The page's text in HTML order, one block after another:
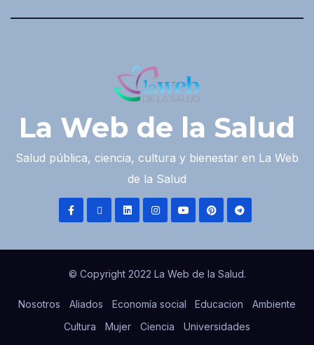
La Web de la Salud
Salud pública, ciencia, cultura y bienestar en La Web
de la Salud
© Copyright 2022 La Web de la Salud.
Nosotros Aliados Economía social Educacion
Ambiente
Cultura
Mujer Ciencia
Universidades